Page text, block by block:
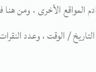
الأخرى ، ومن هنا
/ الوقت ، وعدد